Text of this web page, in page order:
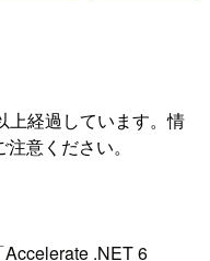
上経過しています。情
意ください。
.NET 6